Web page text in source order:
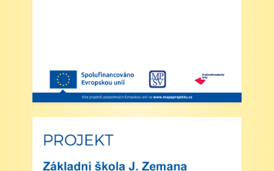
schválenou přihláškou do ŠD).
5. Projekt „Obědy do škol“: Zákonní zástupci
žáků, kteří budou do projektu zapojeni,
předloží škole platné potvrzení z Úřadu práce o
pobírání dávek hmotné nouze. Tito zákonní
zástupci budou dne 2. září 2025 kontaktováni